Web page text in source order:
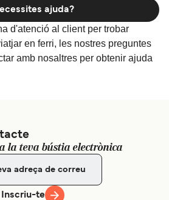
d'atenció al client per trobar
en ferri, les nostres preguntes
amb nosaltres per obtenir ajuda
ajuda?
la teva bústia electrònica
Inscriu-te